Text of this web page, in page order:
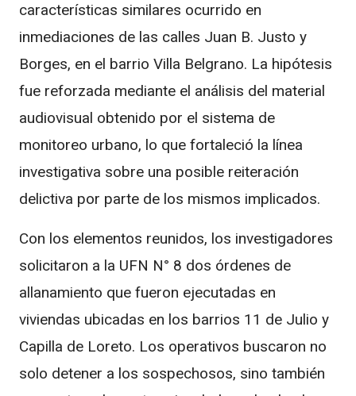
características similares ocurrido en
inmediaciones de las calles Juan B. Justo y
Borges, en el barrio Villa Belgrano. La hipótesis
fue reforzada mediante el análisis del material
audiovisual obtenido por el sistema de
monitoreo urbano, lo que fortaleció la línea
investigativa sobre una posible reiteración
delictiva por parte de los mismos implicados.
Con los elementos reunidos, los investigadores
solicitaron a la UFN N° 8 dos órdenes de
allanamiento que fueron ejecutadas en
viviendas ubicadas en los barrios 11 de Julio y
Capilla de Loreto. Los operativos buscaron no
solo detener a los sospechosos, sino también